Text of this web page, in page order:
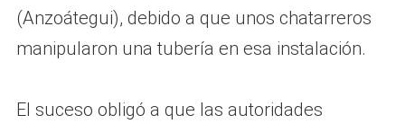
(Anzoátegui), debido a que unos chatarreros
manipularon una tubería en esa instalación.
El suceso obligó a que las autoridades